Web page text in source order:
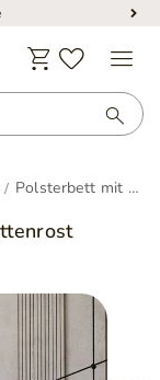
Polsterbett mit Bettkasten und Lattenrost 180x200 Neos Schwarz